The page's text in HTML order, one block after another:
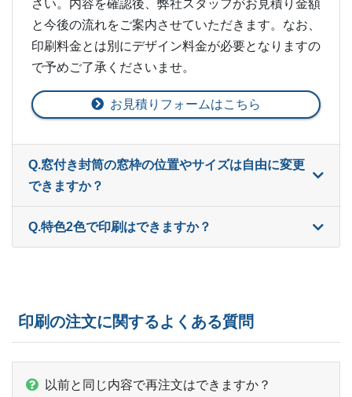
さい。内容を確認後、弊社スタッフがお見積り金額
と今後の流れをご案内させていただきます。なお、
印刷料金とは別にデザイン料金が必要となりますの
で予めご了承くださいませ。
お見積りフォームはこちら
Q.窓付き封筒の窓枠の位置やサイズは自由に変更
できますか？
Q.特色2色で印刷はできますか？
印刷の注文に関するよくある質問
以前と同じ内容で再注文はできますか？